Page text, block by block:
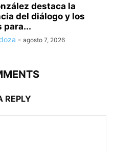
destaca la
del diálogo y los
para...
- agosto 7, 2026
REPLY